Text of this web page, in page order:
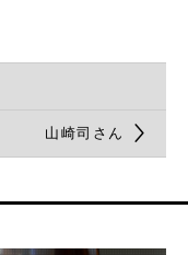
山崎司さん